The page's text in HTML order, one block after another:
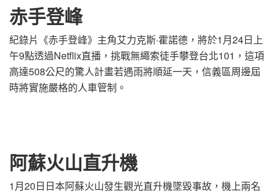
赤手登峰
紀錄片《赤手登峰》主角艾力克斯·霍諾德，將於1月24日上
午9點透過Netflix直播，挑戰無繩索徒手攀登台北101，這項
高達508公尺的驚人計畫若遇雨將順延一天，信義區周邊屆
時將實施嚴格的人車管制。
阿蘇火山直升機
1月20日日本阿蘇火山發生觀光直升機墜毀事故，機上兩名